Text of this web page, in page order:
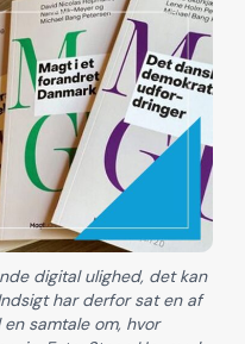
digital ulighed, det kan
har derfor sat en af
samtale om, hvor